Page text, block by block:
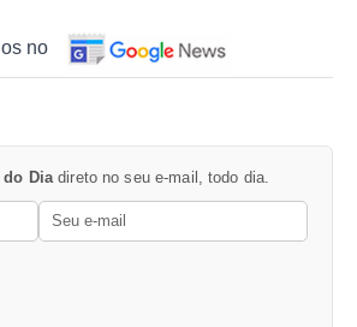
no
do Diadireto no seu e-mail, todo dia.